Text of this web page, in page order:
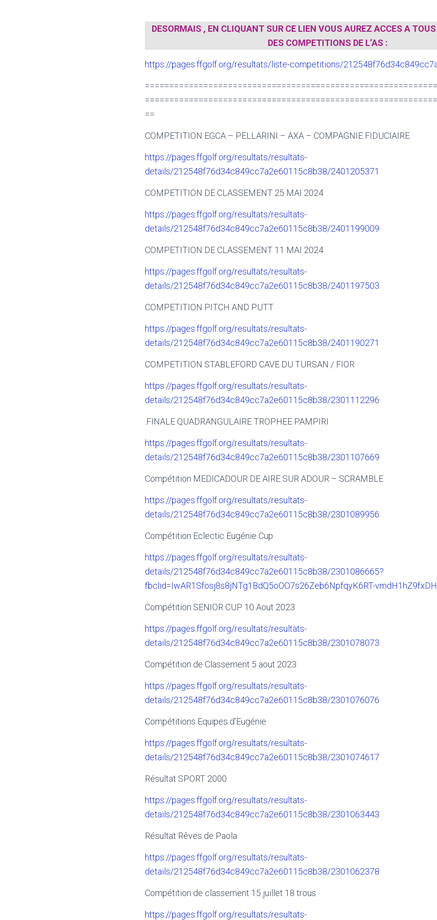
DESORMAIS , EN CLIQUANT SUR CE LIEN VOUS AUREZ ACCES A
DES COMPETITIONS DE L’AS :
https://pages.ffgolf.org/resultats/liste-competitions/
==
COMPETITION EGCA – PELLARINI – AXA – COMPAGNIE FIDUCIAIRE
https://pages.ffgolf.org/resultats/resultats-
details/212548f76d34c849cc7a2e60115c8b38/2401205371
COMPETITION DE CLASSEMENT 25 MAI 2024
https://pages.ffgolf.org/resultats/resultats-
details/212548f76d34c849cc7a2e60115c8b38/2401199009
COMPETITION DE CLASSEMENT 11 MAI 2024
https://pages.ffgolf.org/resultats/resultats-
details/212548f76d34c849cc7a2e60115c8b38/2401197503
COMPETITION PITCH AND PUTT
https://pages.ffgolf.org/resultats/resultats-
details/212548f76d34c849cc7a2e60115c8b38/2401190271
COMPETITION STABLEFORD CAVE DU TURSAN / FIOR
https://pages.ffgolf.org/resultats/resultats-
details/212548f76d34c849cc7a2e60115c8b38/2301112296
.FINALE QUADRANGULAIRE TROPHEE PAMPIRI
https://pages.ffgolf.org/resultats/resultats-
details/212548f76d34c849cc7a2e60115c8b38/2301107669
Compétition MEDICADOUR DE AIRE SUR ADOUR – SCRAMBLE
https://pages.ffgolf.org/resultats/resultats-
details/212548f76d34c849cc7a2e60115c8b38/2301089956
Compétition Eclectic Eugénie Cup
https://pages.ffgolf.org/resultats/resultats-
details/212548f76d34c849cc7a2e60115c8b38/2301086665?
fbclid=IwAR1Sfosj8s8jNTg1BdQ5oOO7s26Zeb6NpfqyK6RT-
Compétition SENIOR CUP 10 Aout 2023
https://pages.ffgolf.org/resultats/resultats-
details/212548f76d34c849cc7a2e60115c8b38/2301078073
Compétition de Classement 5 aout 2023
https://pages.ffgolf.org/resultats/resultats-
details/212548f76d34c849cc7a2e60115c8b38/2301076076
Compétitions Equipes d’Eugénie
https://pages.ffgolf.org/resultats/resultats-
details/212548f76d34c849cc7a2e60115c8b38/2301074617
Résultat SPORT 2000
https://pages.ffgolf.org/resultats/resultats-
details/212548f76d34c849cc7a2e60115c8b38/2301063443
Résultat Rêves de Paola
https://pages.ffgolf.org/resultats/resultats-
details/212548f76d34c849cc7a2e60115c8b38/2301062378
Compétition de classement 15 juillet 18 trous
https://pages.ffgolf.org/resultats/resultats-